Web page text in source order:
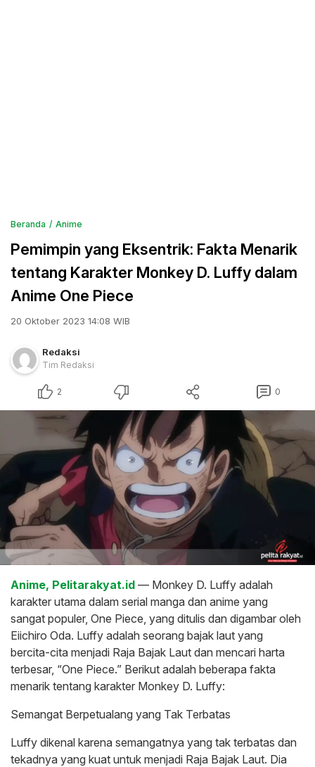
Beranda Anime
Pemimpin yang Eksentrik: Fakta Menarik
tentang Karakter Monkey D. Luffy dalam
Anime One Piece
20 Oktober 2023 14:08 WIB
Redaksi
Tim Redaksi
2 0
Anime, Pelitarakyat.id — Monkey D. Luffy adalah
karakter utama dalam serial manga dan anime yang
sangat populer, One Piece, yang ditulis dan digambar oleh
Eiichiro Oda. Luffy adalah seorang bajak laut yang
bercita-cita menjadi Raja Bajak Laut dan mencari harta
terbesar, “One Piece.” Berikut adalah beberapa fakta
menarik tentang karakter Monkey D. Luffy:
Semangat Berpetualang yang Tak Terbatas
Luffy dikenal karena semangatnya yang tak terbatas dan
tekadnya yang kuat untuk menjadi Raja Bajak Laut. Dia